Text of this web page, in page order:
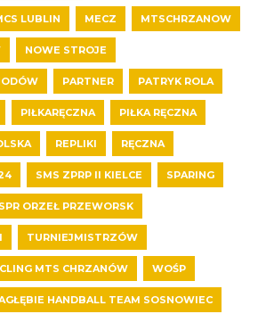
LUBLIN MECZ MTSCHRZANOW
NOWE STROJE
PARTNER PATRYK ROLA
PIŁKARĘCZNA PIŁKA RĘCZNA
REPLIKI RĘCZNA
SMS ZPRP II KIELCE SPARING
SPR ORZEŁ PRZEWORSK
TURNIEJMISTRZÓW
MTS CHRZANÓW WOŚP
HANDBALL TEAM SOSNOWIEC